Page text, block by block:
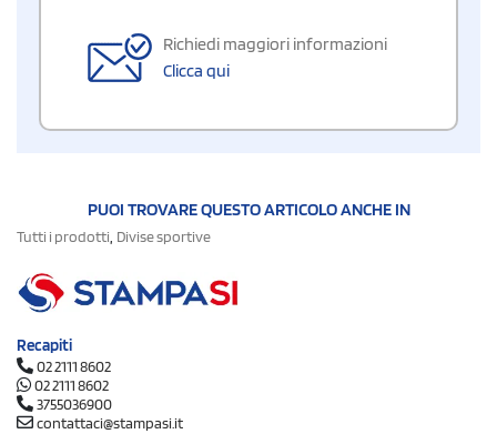
Richiedi maggiori informazioni
Clicca qui
PUOI TROVARE QUESTO ARTICOLO ANCHE IN
Tutti i prodotti, Divise sportive
Recapiti
02 2111 8602
02 2111 8602
3755036900
contattaci@stampasi.it